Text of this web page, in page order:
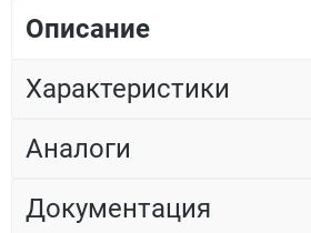
Описание
Характеристики
Аналоги
Документация